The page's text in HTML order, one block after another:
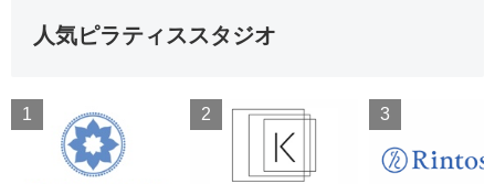
人気ピラティススタジオ
1 2 3